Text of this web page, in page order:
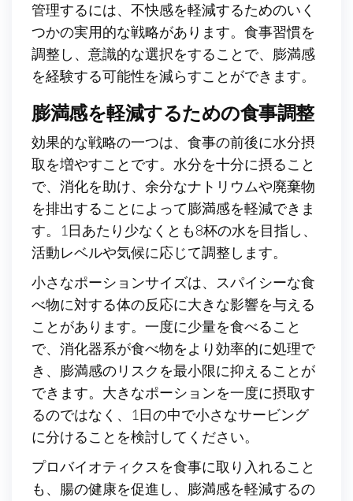
管理するには、不快感を軽減するためのいく
つかの実用的な戦略があります。食事習慣を
調整し、意識的な選択をすることで、膨満感
を経験する可能性を減らすことができます。
膨満感を軽減するための食事調整
効果的な戦略の一つは、食事の前後に水分摂
取を増やすことです。水分を十分に摂ること
で、消化を助け、余分なナトリウムや廃棄物
を排出することによって膨満感を軽減できま
す。1日あたり少なくとも8杯の水を目指し、
活動レベルや気候に応じて調整します。
小さなポーションサイズは、スパイシーな食
べ物に対する体の反応に大きな影響を与える
ことがあります。一度に少量を食べること
で、消化器系が食べ物をより効率的に処理で
き、膨満感のリスクを最小限に抑えることが
できます。大きなポーションを一度に摂取す
るのではなく、1日の中で小さなサービング
に分けることを検討してください。
プロバイオティクスを食事に取り入れること
も、腸の健康を促進し、膨満感を軽減するの